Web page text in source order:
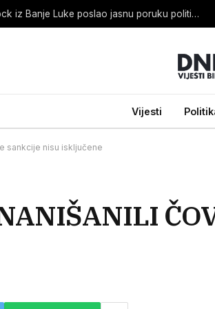
OHR SPREMAN: Louis J. Crishock iz Banje Luke poslao jasnu poruku političarima
Vijesti
sankcije nisu isključene